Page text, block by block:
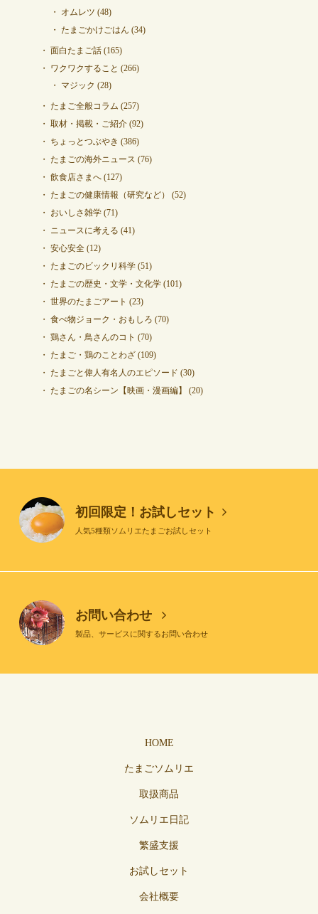
オムレツ (48)
たまごかけごはん (34)
面白たまご話(165)
ワクワクすること (266)
マジック (28)
たまご全般コラム (257)
取材・掲載・ご紹介(92)
ちょっとつぶやき (386)
たまごの海外ニュース (76)
飲食店さまへ(127)
たまごの健康情報（研究など）
(52)
おいしさ雑学(71)
ニュースに考える (41)
安心安全(12)
たまごのビックリ科学(51)
たまごの歴史・文学・文化学(101)
世界のたまごアート (23)
食べ物ジョーク・おもしろ (70)
鶏さん・鳥さんのコト (70)
たまご・鶏のことわざ(109)
たまごと偉人有名人のエピソード (30)
たまごの名シーン【映画・漫画編】
(20)
初回限定！お試しセット
人気5種類ソムリエたまごお試しセット
お問い合わせ
製品、サービスに関するお問い合わせ
HOME
たまごソムリエ
取扱商品
ソムリエ日記
繁盛支援
お試しセット
会社概要